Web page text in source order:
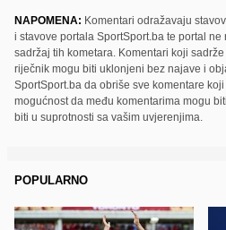
NAPOMENA: Komentari odražavaju
i stavove portala SportSport.ba te portal
sadržaj tih kometara. Komentari koji
riječnik mogu biti uklonjeni bez najave i
SportSport.ba da obriše sve komentare
mogućnost da među komentarima mogu
biti u suprotnosti sa vašim uvjerenjima.
POPULARNO